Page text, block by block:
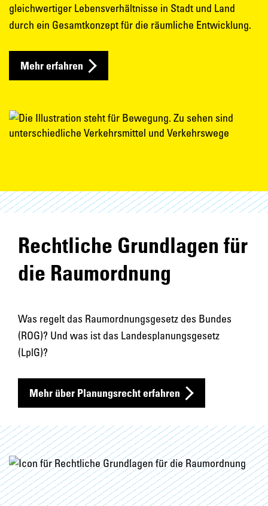
gleichwertiger Lebensverhältnisse in Stadt und Land
durch ein Gesamtkonzept für die räumliche Entwicklung.
Mehr erfahren
Rechtliche Grundlagen für
die Raumordnung
Was regelt das Raumordnungsgesetz des Bundes
(ROG)? Und was ist das Landesplanungsgesetz
(LplG)?
Mehr über Planungsrecht erfahren